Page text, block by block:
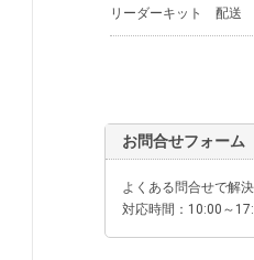
リーダーキット 配
お問合せフォーム
よくある問合せで解
対応時間：10:00～